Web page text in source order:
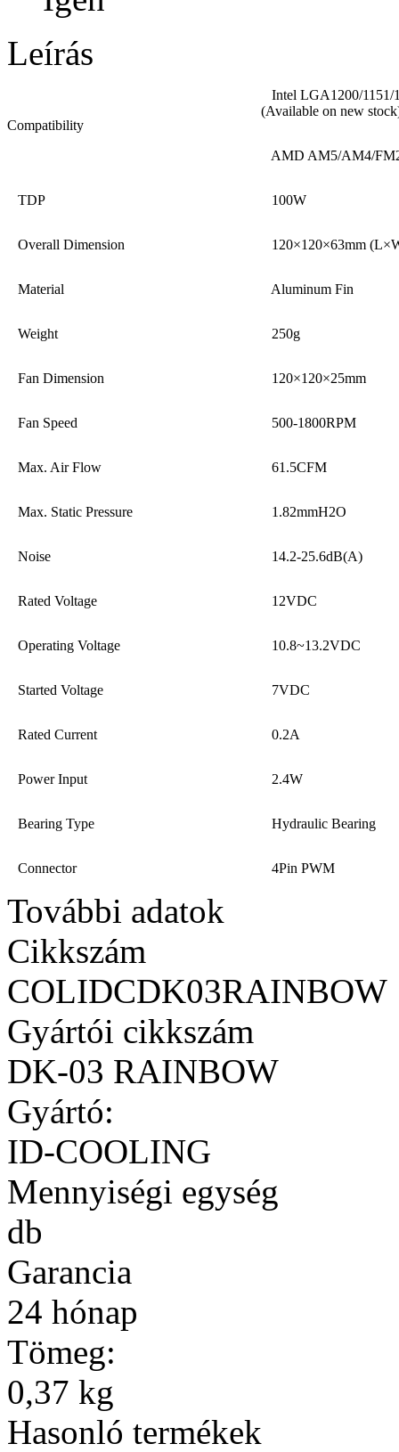
Leírás
Compatibility
Intel LGA1200/1151/
(Available on new
AMD AM5/AM4/
TDP 100W
Overall Dimension 120×120×63mm
Material Aluminum Fin
Weight 250g
Fan Dimension 120×120×25mm
Fan Speed 500-1800RPM
Max. Air Flow 61.5CFM
Max. Static Pressure 1.82mmH2O
Noise 14.2-25.6dB(A)
Rated Voltage 12VDC
Operating Voltage 10.8~13.2VDC
Started Voltage 7VDC
Rated Current 0.2A
Power Input 2.4W
Bearing Type Hydraulic Bearing
Connector 4Pin PWM
További adatok
Cikkszám
COLIDCDK03RAINBOW
Gyártói cikkszám
DK-03 RAINBOW
Gyártó:
ID-COOLING
Mennyiségi egység
db
Garancia
24 hónap
Tömeg:
0,37 kg
Hasonló termékek